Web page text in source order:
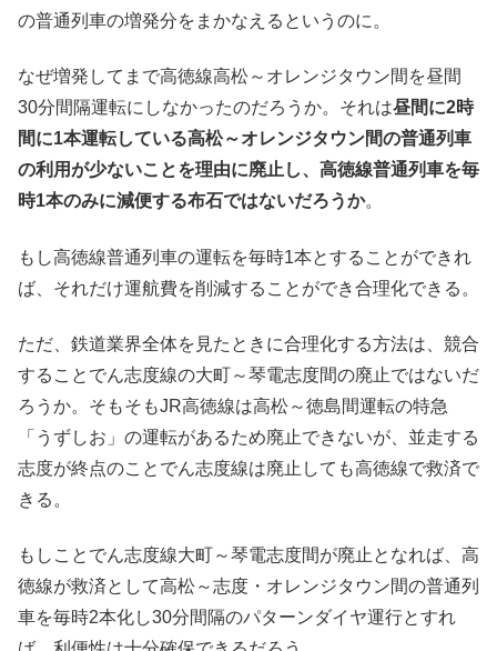
の普通列車の増発分をまかなえるというのに。
なぜ増発してまで高徳線高松～オレンジタウン間を昼間
30分間隔運転にしなかったのだろうか。それは昼間に2時
間に1本運転している高松～オレンジタウン間の普通列車
の利用が少ないことを理由に廃止し、高徳線普通列車を毎
時1本のみに減便する布石ではないだろうか。
もし高徳線普通列車の運転を毎時1本とすることができれ
ば、それだけ運航費を削減することができ合理化できる。
ただ、鉄道業界全体を見たときに合理化する方法は、競合
することでん志度線の大町～琴電志度間の廃止ではないだ
ろうか。そもそもJR高徳線は高松～徳島間運転の特急
「うずしお」の運転があるため廃止できないが、並走する
志度が終点のことでん志度線は廃止しても高徳線で救済で
きる。
もしことでん志度線大町～琴電志度間が廃止となれば、高
徳線が救済として高松～志度・オレンジタウン間の普通列
車を毎時2本化し30分間隔のパターンダイヤ運行とすれ